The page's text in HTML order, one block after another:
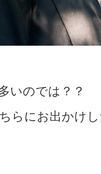
いのでは？？
らにお出かけ